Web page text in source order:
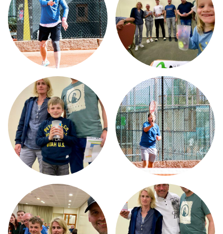
AKTUELLES
TENNISTRAINING